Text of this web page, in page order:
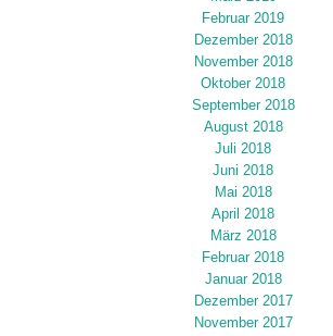
Februar 2019
Dezember 2018
November 2018
Oktober 2018
September 2018
August 2018
Juli 2018
Juni 2018
Mai 2018
April 2018
März 2018
Februar 2018
Januar 2018
Dezember 2017
November 2017